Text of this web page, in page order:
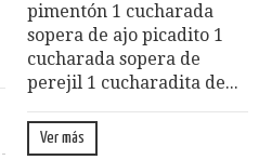
pimentón 1 cucharada
sopera de ajo picadito 1
cucharada sopera de
perejil 1 cucharadita de...
Ver más